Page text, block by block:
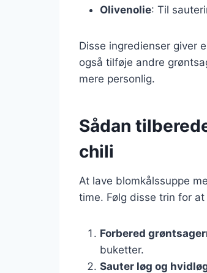
Olivenolie: Til
Disse ingredienser giver
også tilføje andre
mere personlig.
Sådan
chili
At lave blomkålssuppe
time. Følg disse trin for
Forbered
buketter.
Sauter løg og